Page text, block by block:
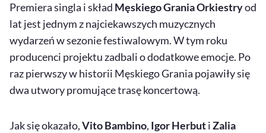
Premiera singla i skład Męskiego Grania Orkiestryod
lat jest jednym z najciekawszych muzycznych
wydarzeń w sezonie festiwalowym. W tym roku
producenci projektu zadbali o dodatkowe emocje. Po
raz pierwszy w historii Męskiego Grania pojawiły się
dwa utwory promujące trasę koncertową.
Jak się okazało,Vito Bambino, Igor HerbutiZalia